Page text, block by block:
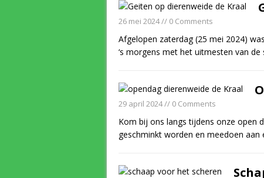
26 mei 2024// 0 Comments
Afgelopen zaterdag (25 mei 2024)
‘s morgens met het uitmesten van de
29 april 2024// 0 Comments
Kom bij ons langs tijdens onze open
geschminkt worden en meedoen aan